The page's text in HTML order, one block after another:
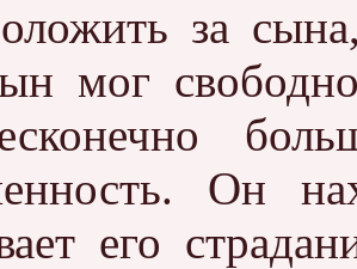
за
мог
Он
его